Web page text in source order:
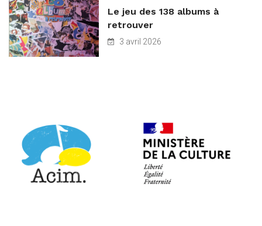
Le jeu des 138 albums à
retrouver
3 avril 2026